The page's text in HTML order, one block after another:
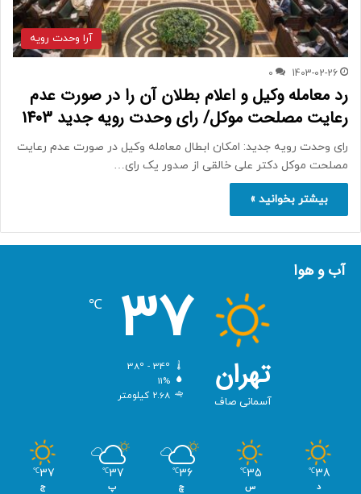
آرا وحدت رویه
1403-02-26
0
رد معامله وکیل و اعلام بطلان آن را در صورت عدم
رعایت مصلحت موکل/ رای وحدت رویه جدید 1403
رای وحدت رویه جدید: امکان ابطال معامله وکیل در صورت عدم رعایت
مصلحت موکل دکتر علی خالقی از صدور یک رای…
بیشتر بخوانید »
آب و هوا
تهران
آسمانی صاف
37
℃
11%
2.68 کیلومتر
38
℃
د
35
℃
س
36
℃
چ
37
℃
پ
37
℃
ج